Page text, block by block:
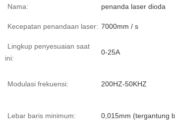
Nama:
penanda laser dioda
Kecepatan penandaan laser: 7000mm / s
Lingkup penyesuaian saat
ini:
0-25A
Modulasi frekuensi: 200HZ-50KHZ
Lebar baris minimum: 0,015mm (tergantung